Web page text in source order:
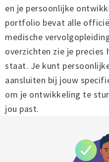
en je persoonlijke
portfolio bevat alle
medische
overzichten zie je
staat. Je kunt
aansluiten bij jouw
om je ontwikkeling te
jou past.